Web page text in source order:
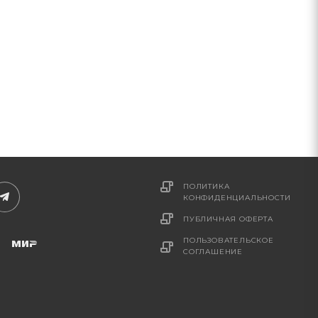
ПОЛИТИКА
КОНФИДЕНЦИАЛЬНОСТИ
ПУБЛИЧНАЯ ОФЕРТА
ПОЛЬЗОВАТЕЛЬСКОЕ
СОГЛАШЕНИЕ